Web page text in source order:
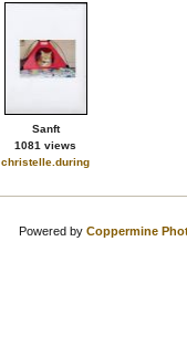
Sanft
1081 views
christelle.during
Powered by Coppermine